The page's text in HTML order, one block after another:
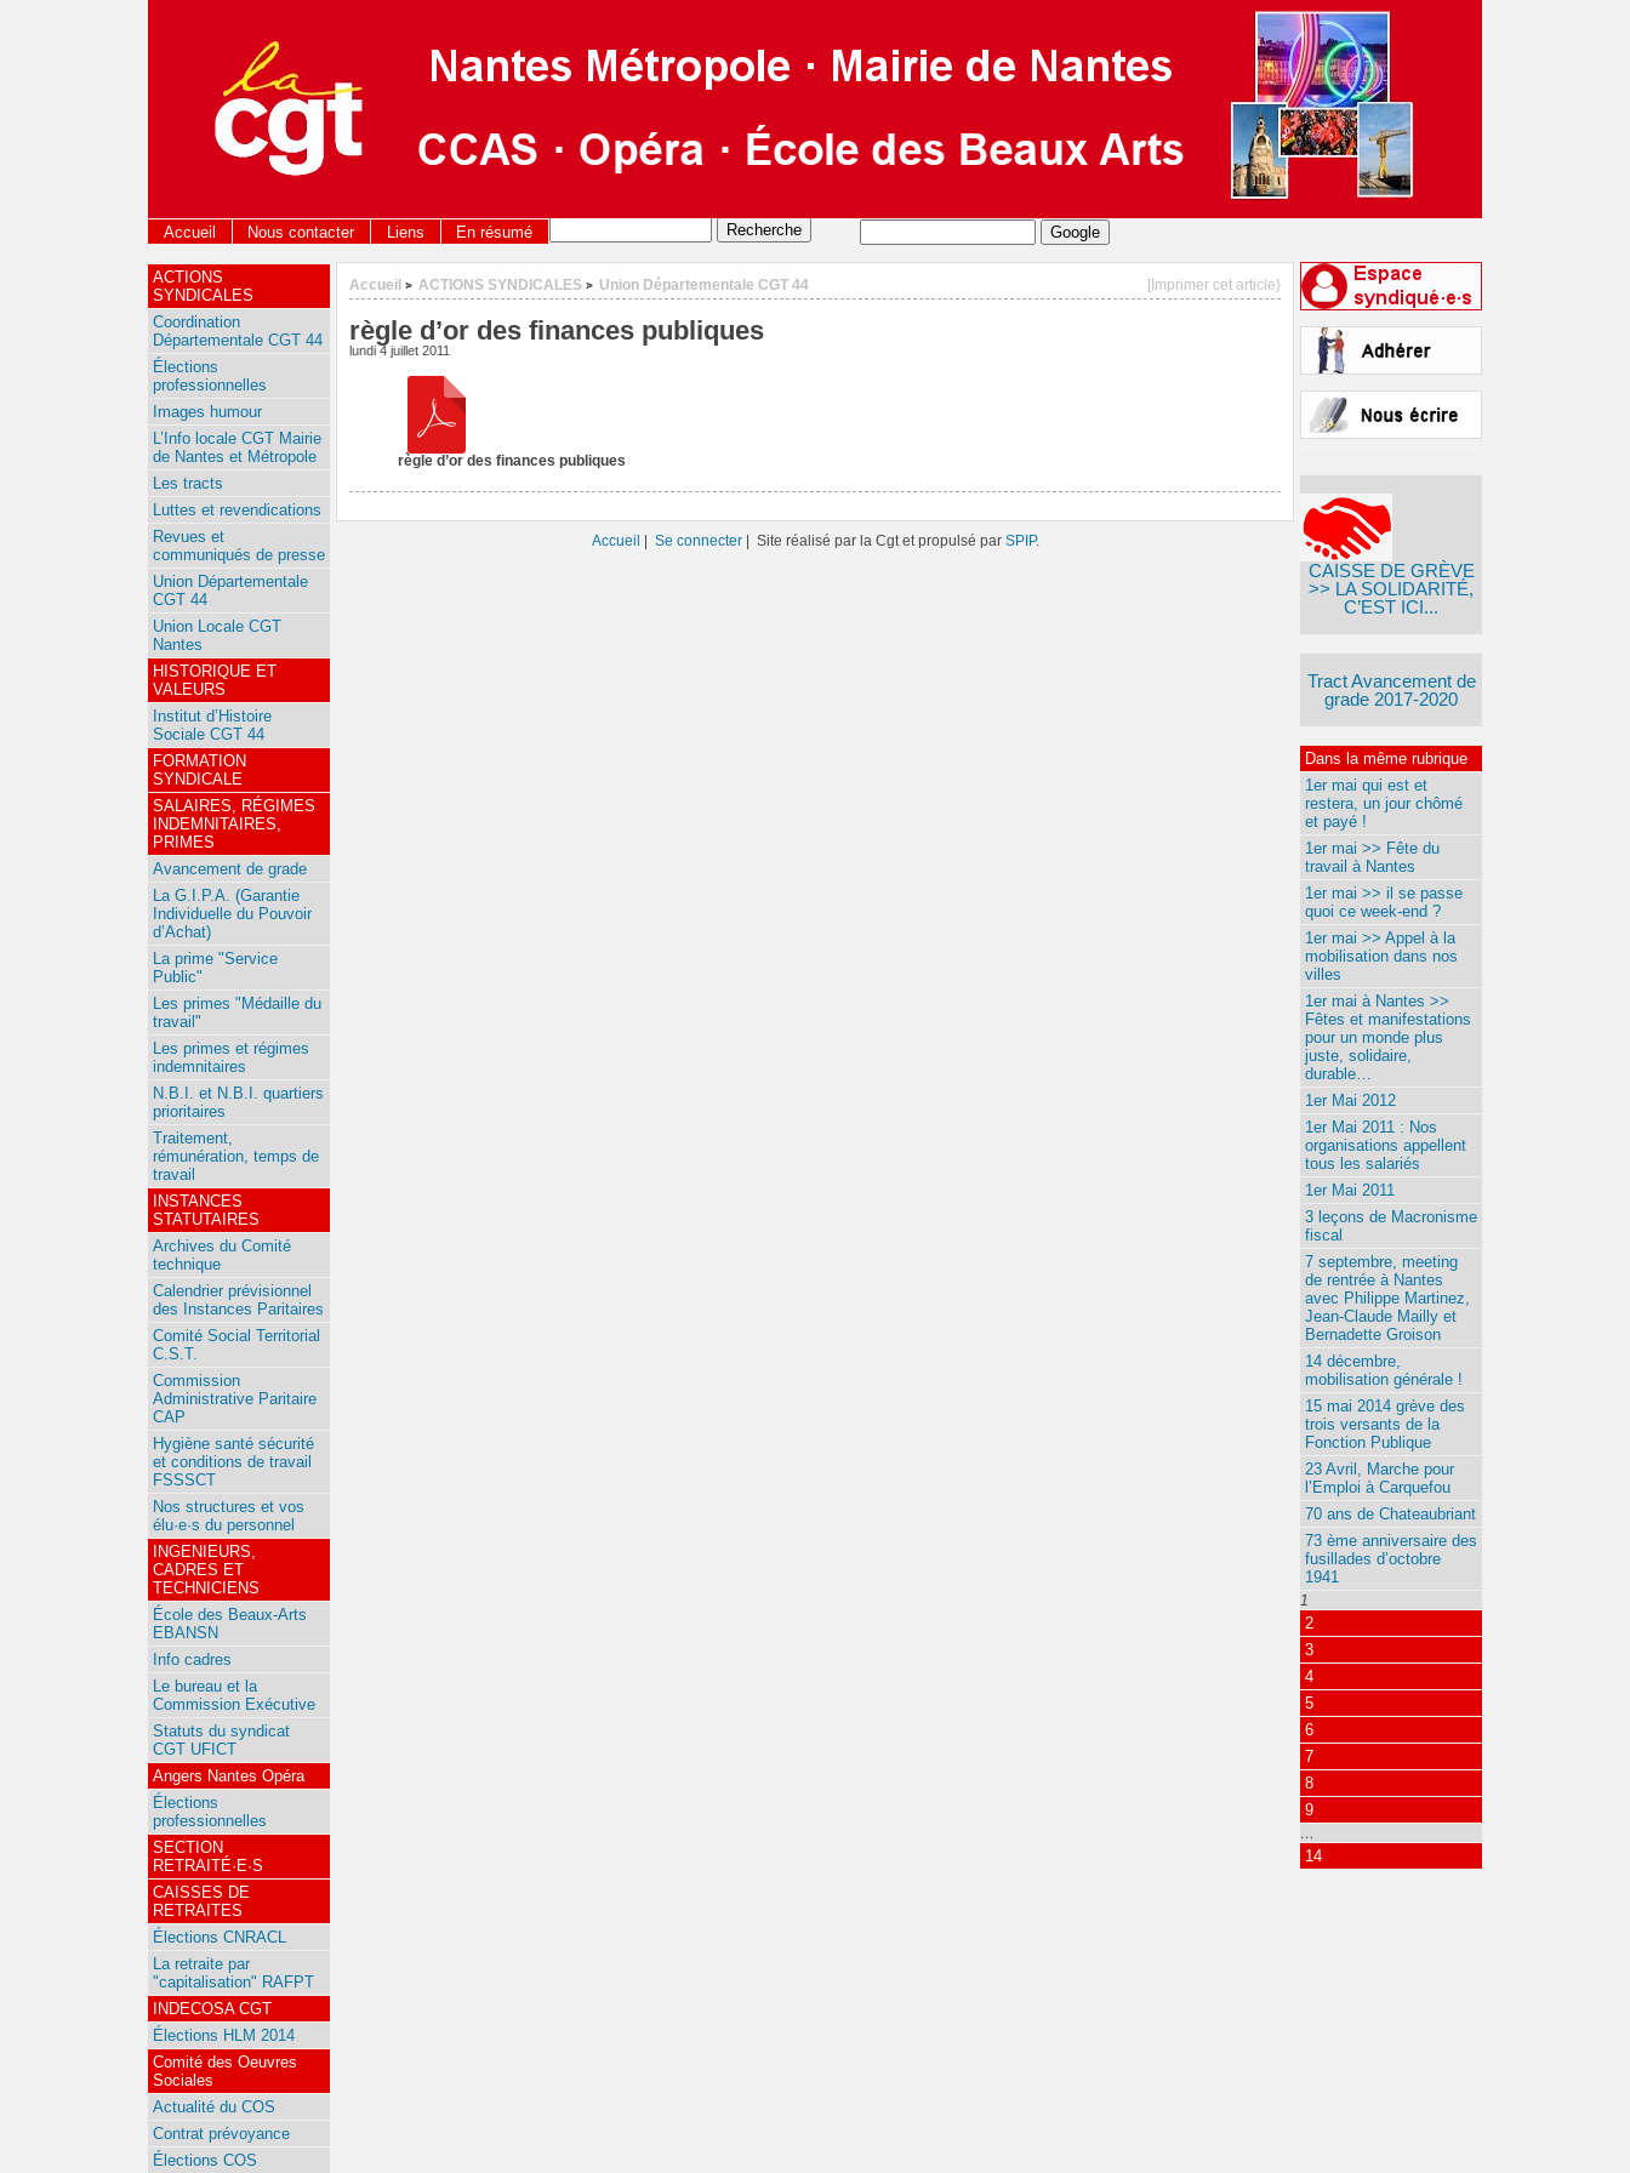
Accueil Nous contacter Liens En résumé
[Imprimer cet article}
Accueil > ACTIONS SYNDICALES > Union Départementale CGT 44
règle d’or des finances publiques
lundi 4 juillet 2011
règle d’or des finances publiques
CAISSE DE GRÈVE
>> LA SOLIDARITÉ,
C’EST ICI...
Tract Avancement de
grade 2017-2020
Dans la même rubrique
1er mai qui est et
restera, un jour chômé
et payé !
1er mai >> Fête du
travail à Nantes
1er mai >> il se passe
quoi ce week-end ?
1er mai >> Appel à la
mobilisation dans nos
villes
1er mai à Nantes >>
Fêtes et manifestations
pour un monde plus
juste, solidaire,
durable…
1er Mai 2012
1er Mai 2011 : Nos
organisations appellent
tous les salariés
1er Mai 2011
3 leçons de Macronisme
fiscal
7 septembre, meeting
de rentrée à Nantes
avec Philippe Martinez,
Jean-Claude Mailly et
Bernadette Groison
14 décembre,
mobilisation générale !
15 mai 2014 grève des
trois versants de la
Fonction Publique
23 Avril, Marche pour
l’Emploi à Carquefou
70 ans de Chateaubriant
73 ème anniversaire des
fusillades d’octobre
1941
1
2
3
4
5
6
7
8
9
…
14
ACTIONS
SYNDICALES
Coordination
Départementale CGT 44
Élections
professionnelles
Images humour
L’Info locale CGT Mairie
de Nantes et Métropole
Les tracts
Luttes et revendications
Revues et
communiqués de presse
Union Départementale
CGT 44
Union Locale CGT
Nantes
HISTORIQUE ET
VALEURS
Institut d’Histoire
Sociale CGT 44
FORMATION
SYNDICALE
SALAIRES, RÉGIMES
INDEMNITAIRES,
PRIMES
Avancement de grade
La G.I.P.A. (Garantie
Individuelle du Pouvoir
d’Achat)
La prime "Service
Public"
Les primes "Médaille du
travail"
Les primes et régimes
indemnitaires
N.B.I. et N.B.I. quartiers
prioritaires
Traitement,
rémunération, temps de
travail
INSTANCES
STATUTAIRES
Archives du Comité
technique
Calendrier prévisionnel
des Instances Paritaires
Comité Social Territorial
C.S.T.
Commission
Administrative Paritaire
CAP
Hygiène santé sécurité
et conditions de travail
FSSSCT
Nos structures et vos
élu·e·s du personnel
INGENIEURS,
CADRES ET
TECHNICIENS
École des Beaux-Arts
EBANSN
Info cadres
Le bureau et la
Commission Exécutive
Statuts du syndicat
CGT UFICT
Angers Nantes Opéra
Élections
professionnelles
SECTION
RETRAITÉ·E·S
CAISSES DE
RETRAITES
Élections CNRACL
La retraite par
"capitalisation" RAFPT
INDECOSA CGT
Élections HLM 2014
Comité des Oeuvres
Sociales
Actualité du COS
Contrat prévoyance
Élections COS
Accueil | Se connecter| Site réalisé par la Cgt et propulsé par SPIP.